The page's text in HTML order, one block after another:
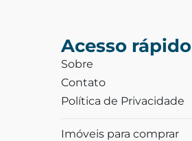
Acesso rápido
Sobre
Contato
Política de Privacidade
Imóveis para comprar